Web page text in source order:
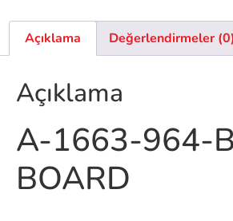
Açıklama Değerlendirmeler (0)
Açıklama
A-1663-964-
BOARD